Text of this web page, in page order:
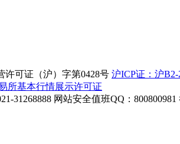
许可证（沪）字第0428号 沪ICP证：沪B2-
所基本行情展示许可证
31268888 网站安全值班QQ：800800981